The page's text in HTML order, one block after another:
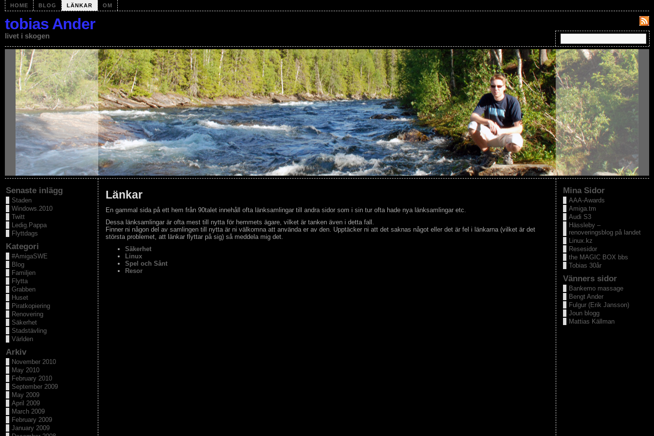
HOME BLOG LÄNKAR OM
tobias Ander
livet i skogen
Länkar
En gammal sida på ett hem från 90talet innehåll ofta länksamlingar till andra sidor som i sin tur ofta hade nya länksamlingar etc.
Dessa länksamlingar är ofta mest till nytta för hemmets ägare, vilket är tanken även i detta fall.
Finner ni någon del av samlingen till nytta är ni välkomna att använda er av den. Upptäcker ni att det saknas något eller det är fel i länkarna (vilket är det
största problemet, att länkar flyttar på sig) så meddela mig det.
Säkerhet
Linux
Spel och Sånt
Resor
Senaste inlägg
Staden
Windows.2010
Twitt
Ledig.Pappa
Flyttdags
Kategori
#AmigaSWE
Blog
Familjen
Flytta
Grabben
Huset
Piratkopiering
Renovering
Säkerhet
Stadstävling
Världen
Arkiv
November 2010
May 2010
February 2010
September 2009
May 2009
April 2009
March 2009
February 2009
January 2009
Mina Sidor
AAA-Awards
Amiga.tm
Audi S3
Hässleby –
renoveringsblog på landet
Linux.kz
Resesidor
the MAGIC BOX bbs
Tobias 30år
Vänners sidor
Bankemo massage
Bengt Ander
Fulgur (Erik Jansson)
Joun blogg
Mattias Källman